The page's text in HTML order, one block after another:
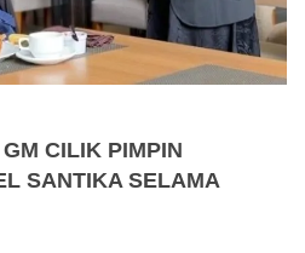
CILIK PIMPIN
SANTIKA SELAMA